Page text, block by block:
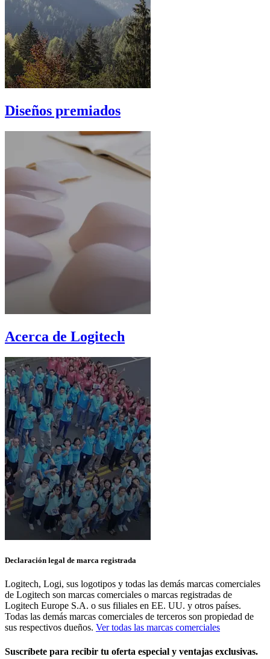
Diseños premiados
Acerca de Logitech
Declaración legal de marca registrada
Logitech, Logi, sus logotipos y todas las demás marcas comerciales
de Logitech son marcas comerciales o marcas registradas de
Logitech Europe S.A. o sus filiales en EE. UU. y otros países.
Todas las demás marcas comerciales de terceros son propiedad de
sus respectivos dueños. Ver todas las marcas comerciales
Suscríbete para recibir tu oferta especial y ventajas exclusivas.